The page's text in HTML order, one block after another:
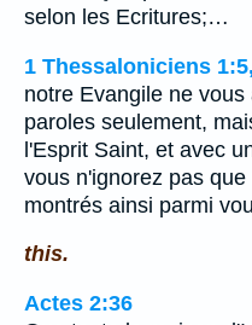
selon les Ecritures;…
1 Thessaloniciens
notre Evangile ne
paroles seulement,
l'Esprit Saint, et avec
vous n'ignorez pas
montrés ainsi parmi
this.
Actes 2:36